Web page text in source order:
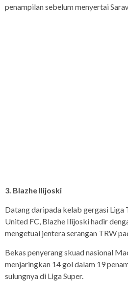
penampilan sebelum menyertai
3. Blazhe Ilijoski
Datang daripada kelab gergasi Liga
United FC, Blazhe Ilijoski hadir
mengetuai jentera serangan TRW
Bekas penyerang skuad nasional
menjaringkan 14 gol dalam 19
sulungnya di Liga Super.